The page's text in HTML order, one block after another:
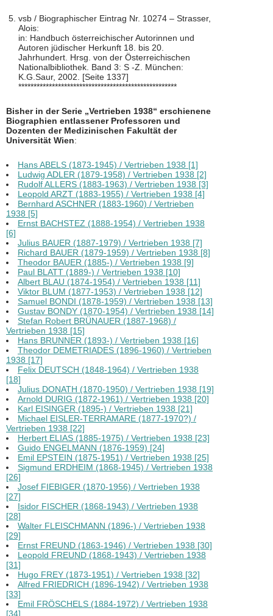
vsb / Biographischer Eintrag Nr. 10274 – Strasser,
Alois:
in: Handbuch österreichischer Autorinnen und
Autoren jüdischer Herkunft 18. bis 20.
Jahrhundert. Hrsg. von der Österreichischen
Nationalbibliothek. Band 3: S -Z. München:
K.G.Saur, 2002. [Seite 1337]
****************************************************
Bisher in der Serie „Vertrieben 1938“ erschienene
Biographien entlassener Professoren und
Dozenten der Medizinischen Fakultät der
Universität Wien:
Hans ABELS (1873-1945) / Vertrieben 1938 [1]
Ludwig ADLER (1879-1958) / Vertrieben 1938 [2]
Rudolf ALLERS (1883-1963) / Vertrieben 1938 [3]
Leopold ARZT (1883-1955) / Vertrieben 1938 [4]
Bernhard ASCHNER (1883-1960) / Vertrieben
1938 [5]
Ernst BACHSTEZ (1888-1954) / Vertrieben 1938
[6]
Julius BAUER (1887-1979) / Vertrieben 1938 [7]
Richard BAUER (1879-1959) / Vertrieben 1938 [8]
Theodor BAUER (1885-) / Vertrieben 1938 [9]
Paul BLATT (1889-) / Vertrieben 1938 [10]
Albert BLAU (1874-1954) / Vertrieben 1938 [11]
Viktor BLUM (1877-1953) / Vertrieben 1938 [12]
Samuel BONDI (1878-1959) / Vertrieben 1938 [13]
Gustav BONDY (1870-1954) / Vertrieben 1938 [14]
Stefan Robert BRÜNAUER (1887-1968) /
Vertrieben 1938 [15]
Hans BRUNNER (1893-) / Vertrieben 1938 [16]
Theodor DEMETRIADES (1896-1960) / Vertrieben
1938 [17]
Felix DEUTSCH (1848-1964) / Vertrieben 1938
[18]
Julius DONATH (1870-1950) / Vertrieben 1938 [19]
Arnold DURIG (1872-1961) / Vertrieben 1938 [20]
Karl EISINGER (1895-) / Vertrieben 1938 [21]
Michael EISLER-TERRAMARE (1877-1970?) /
Vertrieben 1938 [22]
Herbert ELIAS (1885-1975) / Vertrieben 1938 [23]
Guido ENGELMANN (1876-1959) [24]
Emil EPSTEIN (1875-1951) / Vertrieben 1938 [25]
Sigmund ERDHEIM (1868-1945) / Vertrieben 1938
[26]
Josef FIEBIGER (1870-1956) / Vertrieben 1938
[27]
Isidor FISCHER (1868-1943) / Vertrieben 1938
[28]
Walter FLEISCHMANN (1896-) / Vertrieben 1938
[29]
Ernst FREUND (1863-1946) / Vertrieben 1938 [30]
Leopold FREUND (1868-1943) / Vertrieben 1938
[31]
Hugo FREY (1873-1951) / Vertrieben 1938 [32]
Alfred FRIEDRICH (1896-1942) / Vertrieben 1938
[33]
Emil FRÖSCHELS (1884-1972) / Vertrieben 1938
[34]